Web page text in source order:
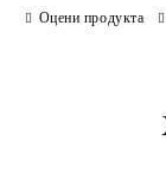
Оцени продукта